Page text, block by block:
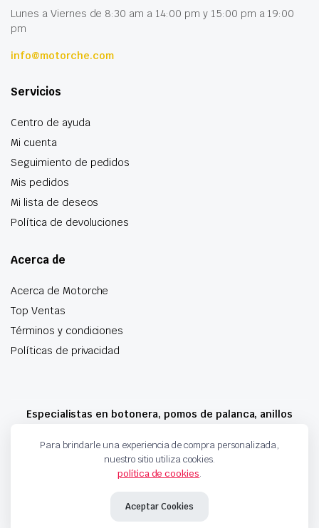
Lunes a Viernes de 8:30 am a 14:00 pm y 15:00 pm a 19:00
pm
info@motorche.com
Servicios
Centro de ayuda
Mi cuenta
Seguimiento de pedidos
Mis pedidos
Mi lista de deseos
Política de devoluciones
Acerca de
Acerca de Motorche
Top Ventas
Términos y condiciones
Políticas de privacidad
Especialistas en botonera, pomos de palanca, anillos
Copyright 2024 © Motorche Autoparts. Todos los derechos reservados
Para brindarle una experiencia de compra personalizada,
nuestro sitio utiliza cookies.
política de cookies.
Aceptar Cookies